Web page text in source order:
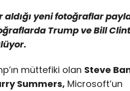
aldığı yeni fotoğraflar
Trump ve Bill
müttefiki olan Steve
Summers, Microsoft’un